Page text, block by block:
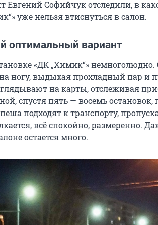
Евгений Софийчук отследили, в
уже нельзя втиснуться в салон.
оптимальный вариант
«ДК „Химик“»
ногу, выдыхая прохладный пар и
на карты, отслеживая
спустя пять — восемь
подходят к транспорту,
всё спокойно, размеренно.
остается много.